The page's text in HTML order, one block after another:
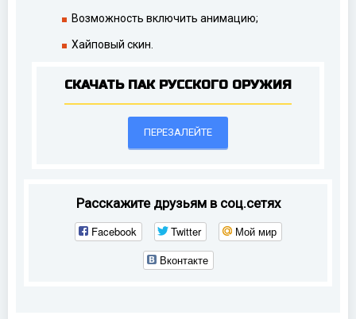
Возможность включить анимацию;
Хайповый скин.
СКАЧАТЬ ПАК РУССКОГО ОРУЖИЯ
ПЕРЕЗАЛЕЙТЕ
Расскажите друзьям в соц.сетях
Facebook Twitter
Мой мир
Вконтакте